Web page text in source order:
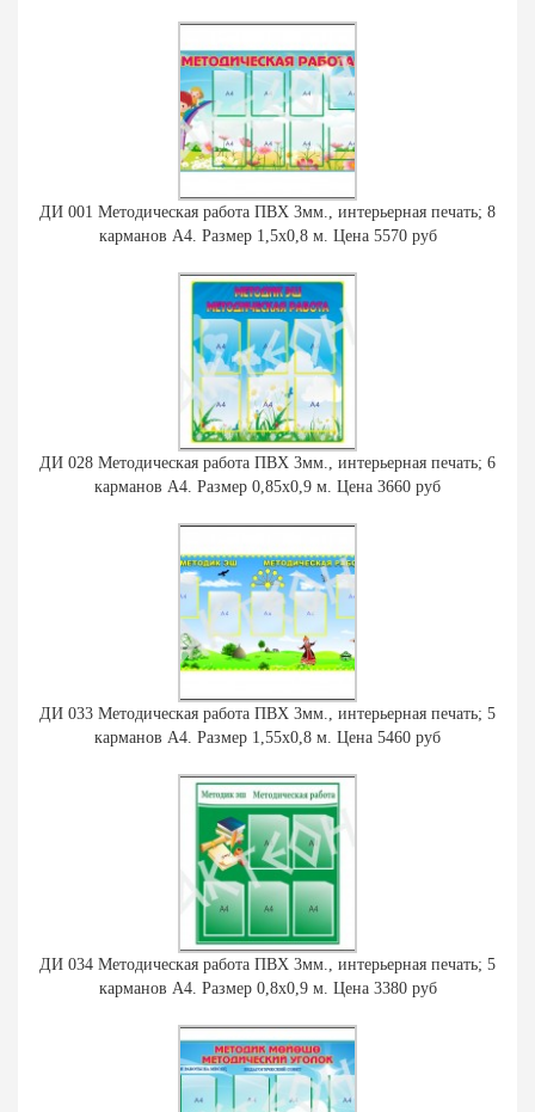
ДИ 001 Методическая работа ПВХ 3мм., интерьерная печать; 8
карманов А4. Размер 1,5х0,8 м. Цена 5570 руб
ДИ 028 Методическая работа ПВХ 3мм., интерьерная печать; 6
карманов А4. Размер 0,85х0,9 м. Цена 3660 руб
ДИ 033 Методическая работа ПВХ 3мм., интерьерная печать; 5
карманов А4. Размер 1,55х0,8 м. Цена 5460 руб
ДИ 034 Методическая работа ПВХ 3мм., интерьерная печать; 5
карманов А4. Размер 0,8х0,9 м. Цена 3380 руб